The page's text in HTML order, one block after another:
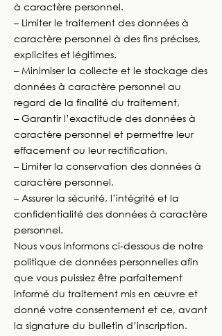
à caractère personnel.
– Limiter le traitement des données à
caractère personnel à des fins précises,
explicites et légitimes.
– Minimiser la collecte et le stockage des
données à caractère personnel au
regard de la finalité du traitement,
– Garantir l’exactitude des données à
caractère personnel et permettre leur
effacement ou leur rectification,
– Limiter la conservation des données à
caractère personnel,
– Assurer la sécurité, l’intégrité et la
confidentialité des données à caractère
personnel.
Nous vous informons ci-dessous de notre
politique de données personnelles afin
que vous puissiez être parfaitement
informé du traitement mis en œuvre et
donné votre consentement et ce, avant
la signature du bulletin d’inscription.